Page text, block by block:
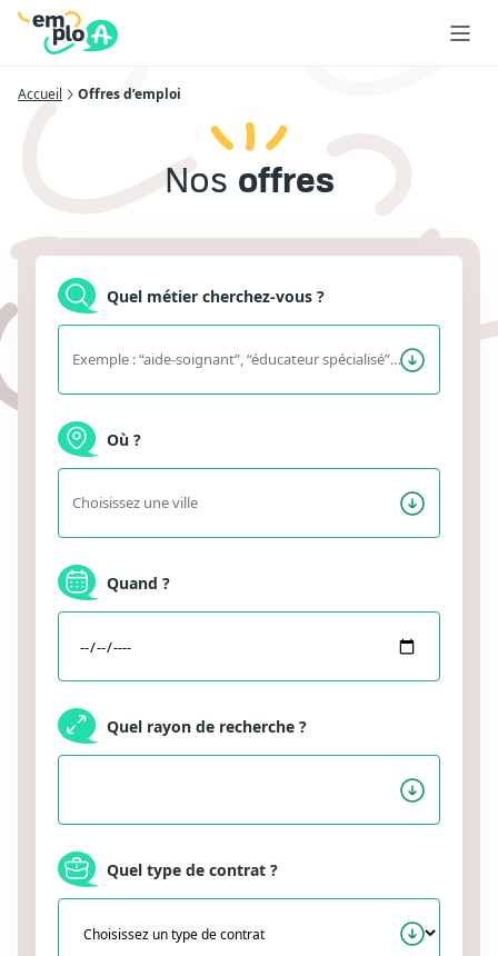
Accueil Offres d’emploi
Nos offres
Quel métier cherchez-vous ?
Où ?
Quand ?
Quel rayon de recherche ?
Quel type de contrat ?